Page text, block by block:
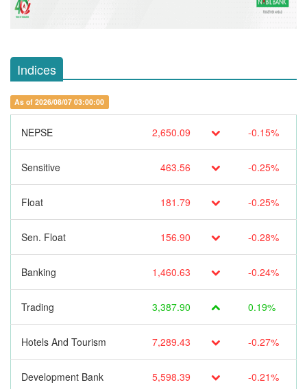
Indices
As of 2026/08/07 03:00:00
NEPSE 2,650.09 -0.15%
Sensitive 463.56 -0.25%
Float 181.79 -0.25%
Sen. Float 156.90 -0.28%
Banking 1,460.63 -0.24%
Trading 3,387.90 0.19%
Hotels And Tourism 7,289.43 -0.27%
Development Bank 5,598.39 -0.21%